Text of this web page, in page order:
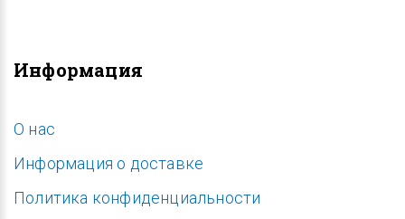
Информация
O нас
Информация о доставке
Политика конфиденциальности